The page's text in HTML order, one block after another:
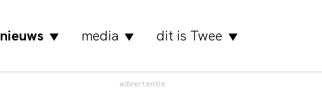
nieuws▼ media ▼ dit is Twee ▼
advertentie